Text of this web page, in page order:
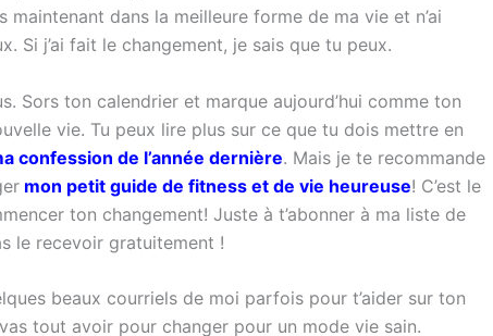
maintenant dans la meilleure forme de ma vie et n’ai
Si j’ai fait le changement, je sais que tu peux.
Sors ton calendrier et marque aujourd’hui comme ton
vie. Tu peux lire plus sur ce que tu dois mettre en
confession de l’année dernière. Mais je te recommande
mon petit guide de fitness et de vie heureuse! C’est le
ton changement! Juste à t’abonner à ma liste de
le recevoir gratuitement !
beaux courriels de moi parfois pour t’aider sur ton
tout avoir pour changer pour un mode vie sain.